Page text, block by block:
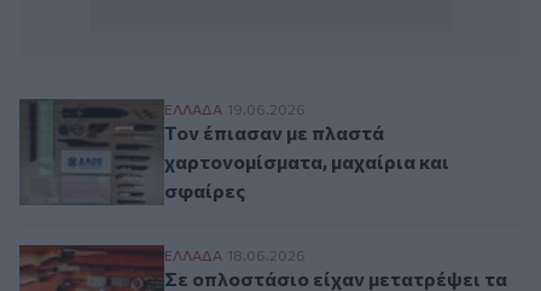
Τον έπιασαν με πλαστά χαρτονομίσματα,
ΕΛΛAΔΑ 19.06.2026
Τον έπιασαν με πλαστά
χαρτονομίσματα, μαχαίρια και
σφαίρες
Σε οπλοστάσιο είχαν μετατρέψει τα
ΕΛΛAΔΑ 18.06.2026
Σε οπλοστάσιο είχαν μετατρέψει τα